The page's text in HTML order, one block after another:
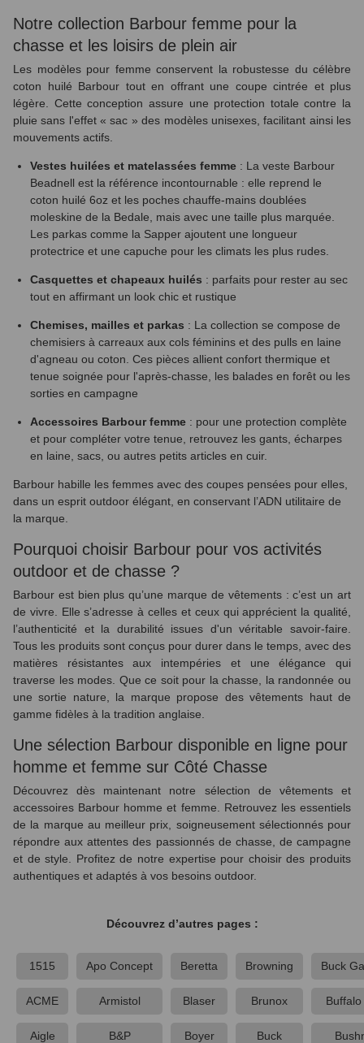
Notre collection Barbour femme pour la
chasse et les loisirs de plein air
Les modèles pour femme conservent la robustesse du célèbre
coton huilé Barbour tout en offrant une coupe cintrée et plus
légère. Cette conception assure une protection totale contre la
pluie sans l'effet « sac » des modèles unisexes, facilitant ainsi les
mouvements actifs.
Vestes huilées et matelassées femme : La veste Barbour
Beadnell est la référence incontournable : elle reprend le
coton huilé 6oz et les poches chauffe-mains doublées
moleskine de la Bedale, mais avec une taille plus marquée.
Les parkas comme la Sapper ajoutent une longueur
protectrice et une capuche pour les climats les plus rudes.
Casquettes et chapeaux huilés : parfaits pour rester au sec
tout en affirmant un look chic et rustique
Chemises, mailles et parkas : La collection se compose de
chemisiers à carreaux aux cols féminins et des pulls en laine
d'agneau ou coton. Ces pièces allient confort thermique et
tenue soignée pour l'après-chasse, les balades en forêt ou les
sorties en campagne
Accessoires Barbour femme : pour une protection complète
et pour compléter votre tenue, retrouvez les gants, écharpes
en laine, sacs, ou autres petits articles en cuir.
Barbour habille les femmes avec des coupes pensées pour elles,
dans un esprit outdoor élégant, en conservant l’ADN utilitaire de
la marque.
Pourquoi choisir Barbour pour vos activités
outdoor et de chasse ?
Barbour est bien plus qu’une marque de vêtements : c’est un art
de vivre. Elle s’adresse à celles et ceux qui apprécient la qualité,
l’authenticité et la durabilité issues d'un véritable savoir-faire.
Tous les produits sont conçus pour durer dans le temps, avec des
matières résistantes aux intempéries et une élégance qui
traverse les modes. Que ce soit pour la chasse, la randonnée ou
une sortie nature, la marque propose des vêtements haut de
gamme fidèles à la tradition anglaise.
Une sélection Barbour disponible en ligne pour
homme et femme sur Côté Chasse
Découvrez dès maintenant notre sélection de vêtements et
accessoires Barbour homme et femme. Retrouvez les essentiels
de la marque au meilleur prix, soigneusement sélectionnés pour
répondre aux attentes des passionnés de chasse, de campagne
et de style. Profitez de notre expertise pour choisir des produits
authentiques et adaptés à vos besoins outdoor.
Découvrez d’autres pages :
1515
ACME
Aigle
Apo Concept
Armistol
B&P
Beretta
Blaser
Boyer
Browning
Brunox
Buck
Buck